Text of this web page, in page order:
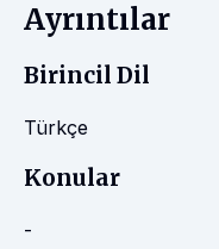
Ayrıntılar
Birincil Dil
Türkçe
Konular
-